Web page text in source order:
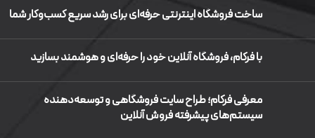
ساخت فروشگاه اینترنتی حرفه‌ای برای رشد سریع کسب‌وکار شما
با فرکام، فروشگاه آنلاین خود را حرفه‌ای و هوشمند بسازید
معرفی فرکام؛ طراح سایت فروشگاهی و توسعه‌دهنده
سیستم‌های پیشرفته فروش آنلاین